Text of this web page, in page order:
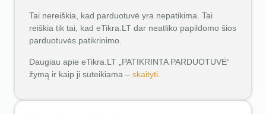
Tai nereiškia, kad parduotuvė yra nepatikima. Tai
reiškia tik tai, kad eTikra.LT dar neatliko papildomo šios
parduotuvės patikrinimo.
Daugiau apie eTikra.LT „PATIKRINTA PARDUOTUVĖ“
žymą ir kaip ji suteikiama – skaityti